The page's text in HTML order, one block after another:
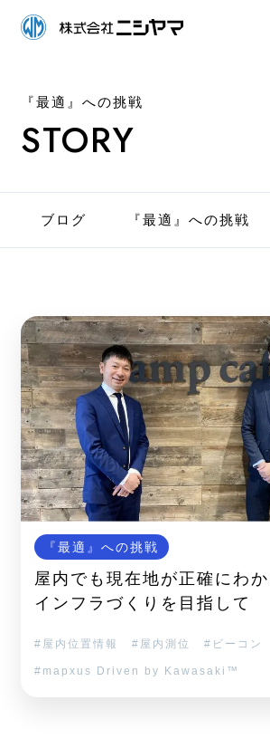
『最適』への挑戦
STORY
ブログ 『最適』への挑戦
『最適』への挑戦
屋内でも現在地が正確にわ
インフラづくりを目指して
屋内位置情報 屋内測位 ビーコン
mapxus Driven by Kawasaki™